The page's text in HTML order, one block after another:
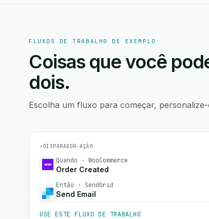
FLUXOS DE TRABALHO DE EXEMPLO
Coisas que você
dois.
Escolha um fluxo para começar,
⚡ DISPARADOR→AÇÃO
Quando · WooCommerce
Order Created
Então · SendGrid
Send Email
USE ESTE FLUXO DE TRABALHO